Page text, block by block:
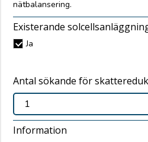
nätbalansering.
Existerande
Ja
Antal sökande för
1
Information